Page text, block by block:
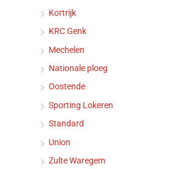
Kortrijk
KRC Genk
Mechelen
Nationale ploeg
Oostende
Sporting Lokeren
Standard
Union
Zulte Waregem